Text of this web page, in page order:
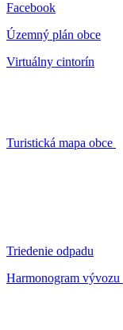
Facebook
Územný plán obce
Virtuálny cintorín
Turistická mapa obce
Triedenie odpadu
Harmonogram vývozu